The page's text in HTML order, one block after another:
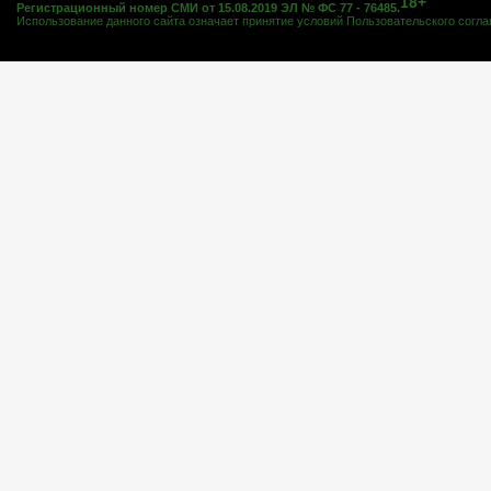
Регистрационный номер СМИ от 15.08.2019 ЭЛ № ФС 77 - 76485.
Использование данного сайта означает принятие условий Пользовательского